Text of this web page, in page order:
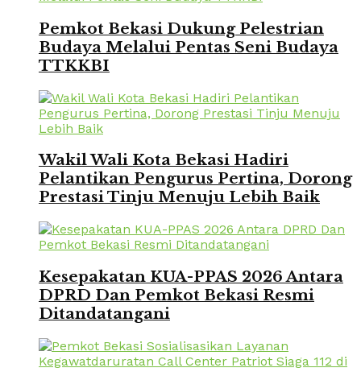
Pemkot Bekasi Dukung Pelestrian
Budaya Melalui Pentas Seni Budaya
TTKKBI
Wakil Wali Kota Bekasi Hadiri
Pelantikan Pengurus Pertina, Dorong
Prestasi Tinju Menuju Lebih Baik
Kesepakatan KUA-PPAS 2026 Antara
DPRD Dan Pemkot Bekasi Resmi
Ditandatangani